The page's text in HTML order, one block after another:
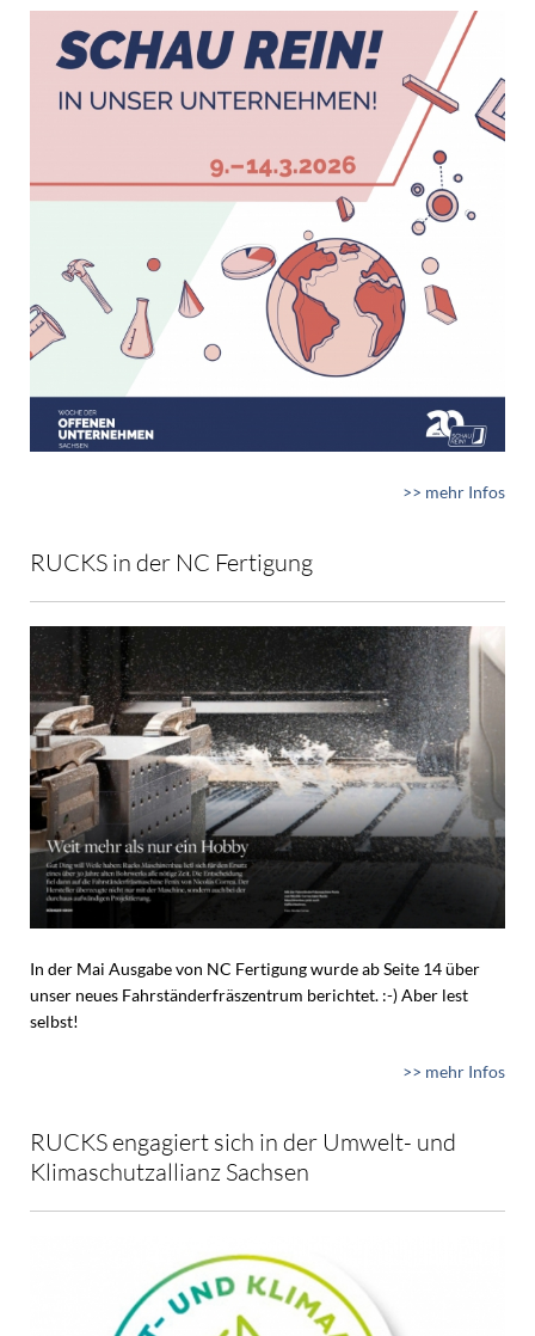
>> mehr Infos
RUCKS in der NC Fertigung
In der Mai Ausgabe von NC Fertigung wurde ab Seite 14 über
unser neues Fahrständerfräszentrum berichtet. :-) Aber lest
selbst!
>> mehr Infos
RUCKS engagiert sich in der Umwelt- und
Klimaschutzallianz Sachsen